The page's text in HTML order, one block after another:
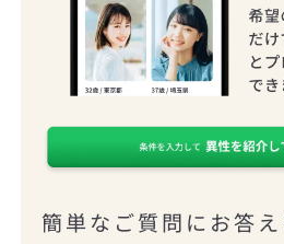
簡単なご質問にお答